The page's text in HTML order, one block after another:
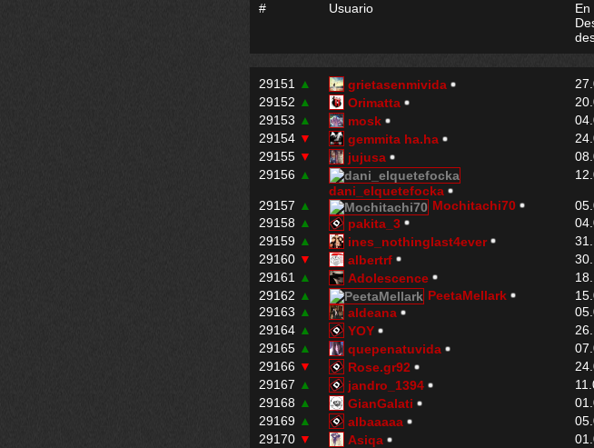
# Usuario
En
29151 ▲ grietasenmivida
29152 ▲ Orimatta
29153 ▲ mosk
29154 ▼ gemmita ha.ha
29155 ▼ jujusa
29156 ▲
dani_elquetefocka
29157 ▲ Mochitachi70
29158 ▲ pakita_3
29159 ▲ ines_nothinglast4ever
29160 ▼ albertrf
29161
▲ Adolescence
29162 ▲ PeetaMellark
29163 ▲ aldeana
29164 ▲ YOY
29165 ▲ quepenatuvida
29166 ▼ Rose.gr92
29167 ▲ jandro_1394
29168 ▲ GianGalati
29169 ▲ albaaaaa
29170 ▼ Asiqa